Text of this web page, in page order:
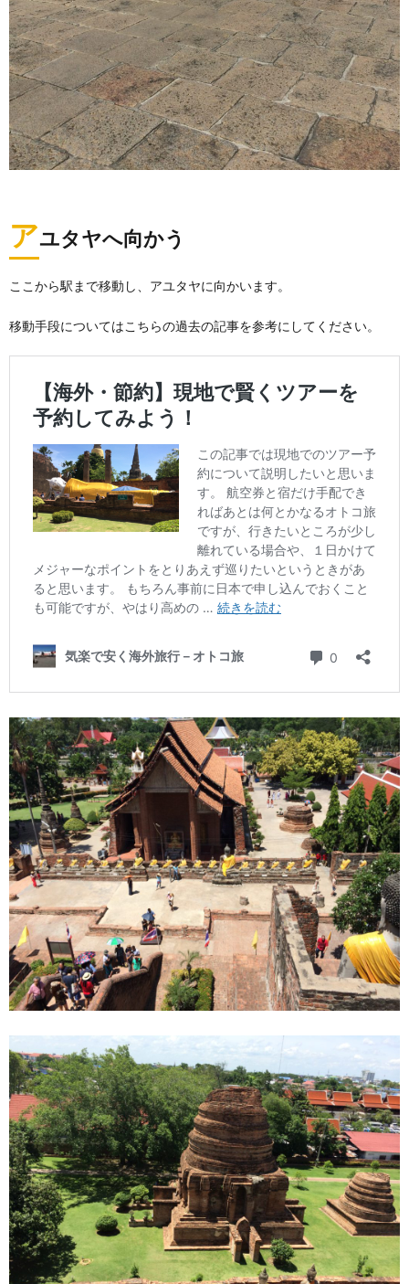
アユタヤへ向かう
ここから駅まで移動し、アユタヤに向かいます。
移動手段についてはこちらの過去の記事を参考にしてください。